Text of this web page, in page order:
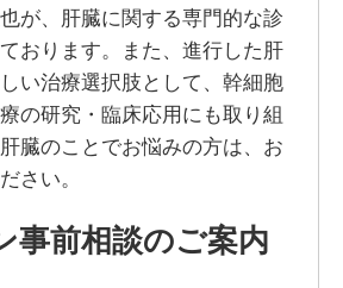
が、肝臓に関する専門的な診
おります。また、進行した肝
い治療選択肢として、幹細胞
の研究・臨床応用にも取り組
臓のことでお悩みの方は、お
さい。
事前相談のご案内